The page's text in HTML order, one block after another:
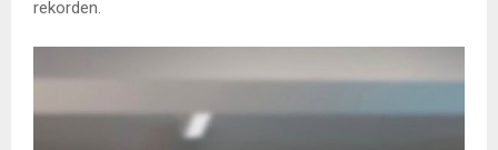
rekorden.